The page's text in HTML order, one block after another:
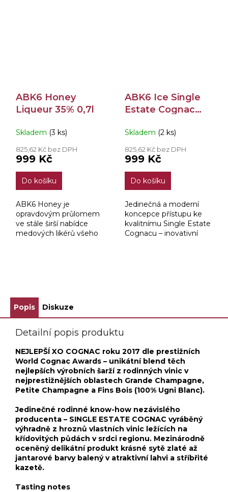
ABK6 Honey
Liqueur 35% 0,7l
Skladem (3 ks)
825,62 Kč bez DPH
999 Kč
Do košíku
ABK6 Honey je
opravdovým průlomem
ve stále širší nabídce
medových likérů všeho
ABK6 Ice Single
Estate Cognac
Skladem (2 ks)
825,62 Kč bez DPH
999 Kč
Do košíku
Jedinečná a moderní
koncepce přístupu ke
kvalitnímu Single Estate
Cognacu – inovativní
Popis Diskuze
Detailní popis produktu
NEJLEPŠÍ XO COGNAC roku 2017 dle prestižních
World Cognac Awards – unikátní blend těch
nejlepších výrobních šarží z rodinných vinic v
nejprestižnějších oblastech Grande Champagne,
Petite Champagne a Fins Bois (100% Ugni Blanc).
Jedinečné rodinné know-how nezávislého
producenta – SINGLE ESTATE COGNAC vyráběný
výhradně z hroznů vlastních vinic ležících na
křídovitých půdách v srdci regionu. Mezinárodně
oceněný delikátní produkt krásné sytě zlaté až
jantarové barvy balený v atraktivní lahvi a stříbřité
kazetě.
Tasting notes